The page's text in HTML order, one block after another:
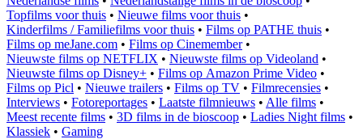
Topfilms voor thuis • Nieuwe films voor thuis •
Kinderfilms / Familiefilms voor thuis • Films op PATHE thuis •
Films op meJane.com • Films op Cinemember•
Nieuwste films op NETFLIX • Nieuwste films op Videoland •
Nieuwste films op Disney+ • Films op Amazon Prime Video •
Films op Picl • Nieuwe trailers • Films op TV • Filmrecensies •
Interviews • Fotoreportages • Laatste filmnieuws • Alle films •
Meest recente films • 3D films in de bioscoop • Ladies Night films •
Klassiek • Gaming